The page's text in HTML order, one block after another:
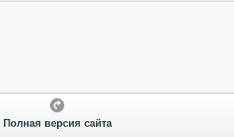
Полная версия сайта